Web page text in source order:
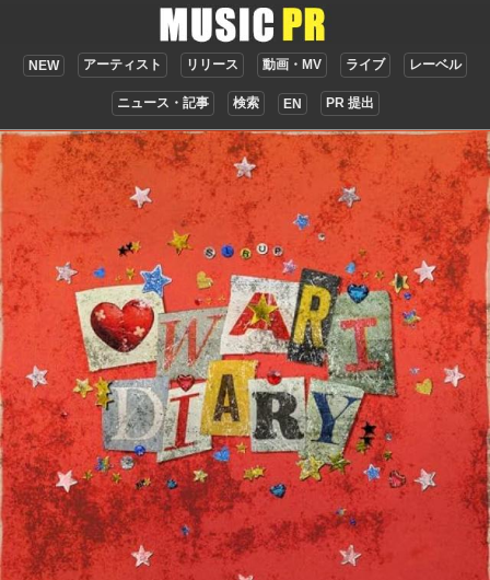
NEW アーティスト リリース 動画・MV ライブ レーベル
ニュース・記事 検索 EN PR 提出